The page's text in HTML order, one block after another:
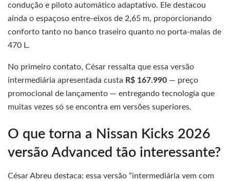
condução e piloto automático adaptativo. Ele destacou
ainda o espaçoso entre-eixos de 2,65 m, proporcionando
conforto tanto no banco traseiro quanto no porta-malas de
470 L.
No primeiro contato, César ressalta que essa versão
intermediária apresentada custa R$ 167.990 — preço
promocional de lançamento — entregando tecnologia que
muitas vezes só se encontra em versões superiores.
O que torna a Nissan Kicks 2026
versão Advanced tão interessante?
César Abreu destaca: essa versão “intermediária vem com